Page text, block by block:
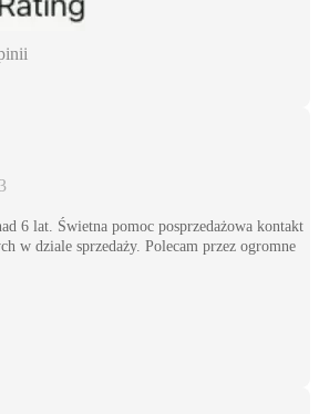
6 lat. Świetna pomoc posprzedażowa kontakt
w dziale sprzedaży. Polecam przez ogromne